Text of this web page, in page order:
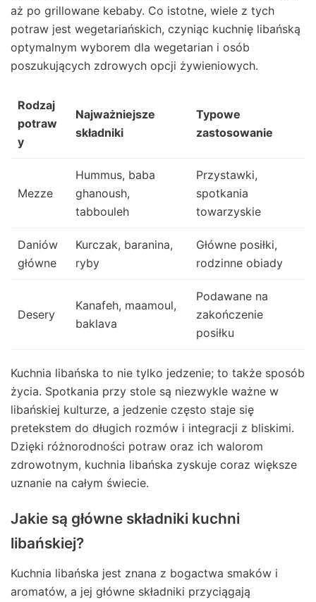
aż po grillowane kebaby. Co istotne, wiele z tych
potraw jest wegetariańskich, czyniąc kuchnię libańską
optymalnym wyborem dla wegetarian i osób
poszukujących zdrowych opcji żywieniowych.
Rodzaj
potraw
y
Najważniejsze
składniki
Typowe
zastosowanie
Mezze
Hummus, baba
ghanoush,
tabbouleh
Przystawki,
spotkania
towarzyskie
Daniów
główne
Kurczak, baranina,
ryby
Główne posiłki,
rodzinne obiady
Desery
Kanafeh, maamoul,
baklava
Podawane na
zakończenie
posiłku
Kuchnia libańska to nie tylko jedzenie; to także sposób
życia. Spotkania przy stole są niezwykle ważne w
libańskiej kulturze, a jedzenie często staje się
pretekstem do długich rozmów i integracji z bliskimi.
Dzięki różnorodności potraw oraz ich walorom
zdrowotnym, kuchnia libańska zyskuje coraz większe
uznanie na całym świecie.
Jakie są główne składniki kuchni
libańskiej?
Kuchnia libańska jest znana z bogactwa smaków i
aromatów, a jej główne składniki przyciągają